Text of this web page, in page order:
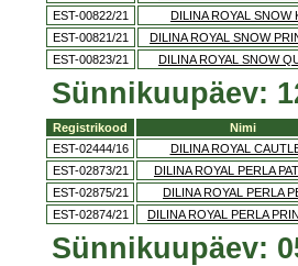
EST-00822/21
DILINA ROYAL SNOW
EST-00821/21
DILINA ROYAL SNOW
EST-00823/21
DILINA ROYAL SNOW
Sünnikuupäev:
Registrikood Nimi
EST-02444/16
DILINA ROYAL
EST-02873/21
DILINA ROYAL PERLA
EST-02875/21
DILINA ROYAL PERLA
EST-02874/21
DILINA ROYAL PERLA
Sünnikuupäev: